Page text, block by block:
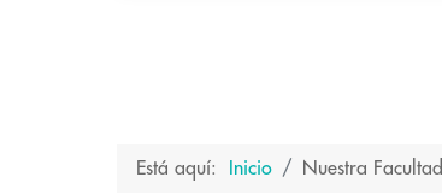
Está aquí: Inicio Nuestra Facultad